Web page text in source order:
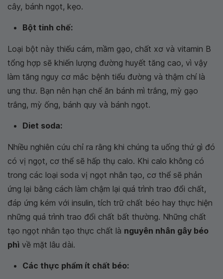
cây, bánh ngọt, kẹo.
Bột tinh chế:
Loại bột này thiếu cám, mầm gạo, chất xơ và vitamin B
tổng hợp sẽ khiến lượng đường huyết tăng cao, vì vậy
làm tăng nguy cơ mắc bệnh tiểu đường và thậm chí là
ung thư. Bạn nên hạn chế ăn bánh mì trắng, mỳ gạo
trắng, mỳ ống, bánh quy và bánh ngọt.
Diet soda:
Nhiều nghiên cứu chỉ ra rằng khi chúng ta uống thứ gì đó
có vị ngọt, cơ thể sẽ hấp thụ calo. Khi calo không có
trong các loại soda vị ngọt nhân tạo, cơ thể sẽ phản
ứng lại bằng cách làm chậm lại quá trình trao đổi chất,
đáp ứng kém với insulin, tích trữ chất béo hay thực hiện
những quá trình trao đổi chất bất thường. Những chất
tạo ngọt nhân tạo thực chất là nguyên nhân gây béo
phì về mặt lâu dài.
Các thực phẩm ít chất béo: